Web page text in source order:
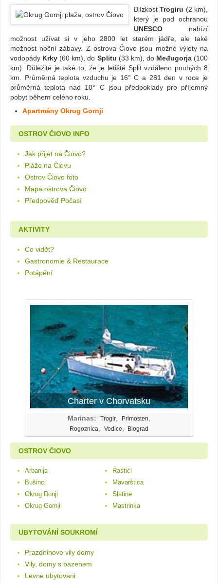
BlízkostTrogiru (2 km),
který je pod ochranou
UNESCO nabízí
možnost užívat si v jeho 2800 let starém jádře, ale také
možnost noční zábavy. Z ostrova Čiovo jsou možné výlety na
vodopády Krky (60 km), do Splitu (33 km), do Međugorja (100
km). Důležité je také to, že je letiště Split vzdáleno pouhých 8
km. Průměrná teplota vzduchu je 16° C a 281 den v roce je
průměrná teplota nad 10° C jsou předpoklady pro příjemný
pobyt během celého roku.
Apartmány Okrug Gornji
OSTROV ČIOVO INFO
Jak přijet na Čiovo?
Pláže na Čiovu
Ostrov Čiovo foto
Mapa ostrova Čiovo
Předpověď Počasí
AKTIVITY
Co vidět?
Gastronomie & Restaurace
Potápění
Charter v Chorvatsku
Marinas: Trogir, Primosten,
Rogoznica, Vodice, Biograd
OSTROV ČIOVO
Arbanija
Rastići
Bušinci
Mavarštica
Okrug Donji
Slatine
Okrug Gornji
Mastrinka
UBYTOVÁNÍ SOUKROMÍ
Prazdninove vily domy
Vily, domy s bazenem
Levne ubytovani